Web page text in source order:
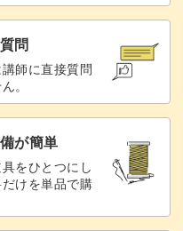
問
師に直接質問
。
が簡単
をひとつにし
けを単品で購